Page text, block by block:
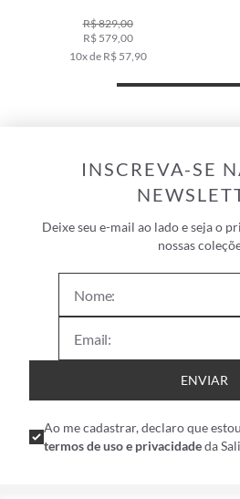
R$ 829,00
R$ 579,00
10x de R$ 57,90
INSCREVA-SE
Deixe seu e-mail ao lado e seja o
nossas
ENVIAR
Ao me cadastrar, declaro que
termos de uso e privacidadeda